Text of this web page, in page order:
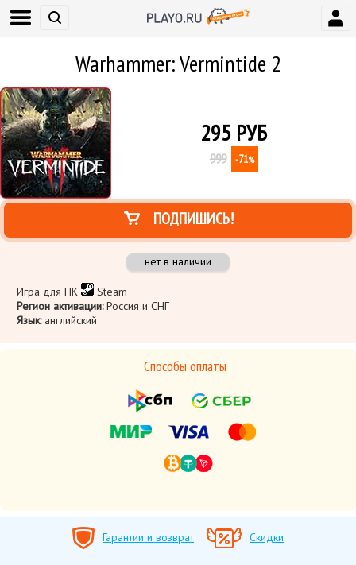
Warhammer: Vermintide 2
295 РУБ
999 -71%
ПОДПИШИСЬ!
нет в наличии
Игра для ПК
Steam
Регион активации:Россия и СНГ
Язык:английский
Способы оплаты
Гарантии и возврат Скидки